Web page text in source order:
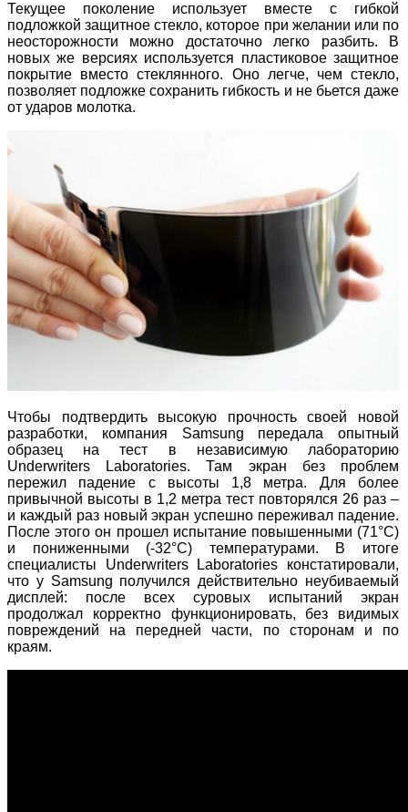
Текущее поколение использует вместе с гибкой
подложкой защитное стекло, которое при желании или по
неосторожности можно достаточно легко разбить. В
новых же версиях используется пластиковое защитное
покрытие вместо стеклянного. Оно легче, чем стекло,
позволяет подложке сохранить гибкость и не бьется даже
от ударов молотка.
Чтобы подтвердить высокую прочность своей новой
разработки, компания Samsung передала опытный
образец на тест в независимую лабораторию
Underwriters Laboratories. Там экран без проблем
пережил падение с высоты 1,8 метра. Для более
привычной высоты в 1,2 метра тест повторялся 26 раз –
и каждый раз новый экран успешно переживал падение.
После этого он прошел испытание повышенными (71°C)
и пониженными (-32°C) температурами. В итоге
специалисты Underwriters Laboratories констатировали,
что у Samsung получился действительно неубиваемый
дисплей: после всех суровых испытаний экран
продолжал корректно функционировать, без видимых
повреждений на передней части, по сторонам и по
краям.